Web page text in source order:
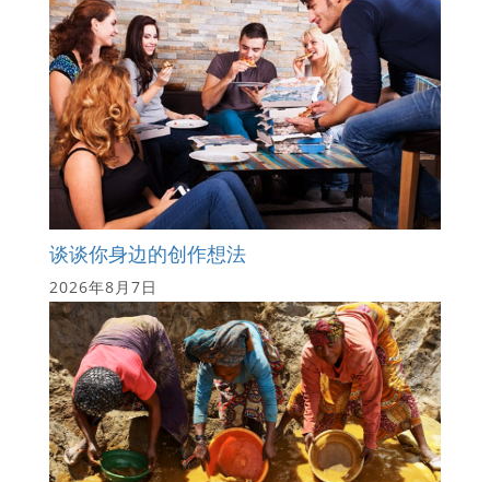
谈谈你身边的创作想法
2026年8月7日